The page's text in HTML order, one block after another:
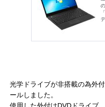
光学ドライブが非搭載の為外
ールしました。